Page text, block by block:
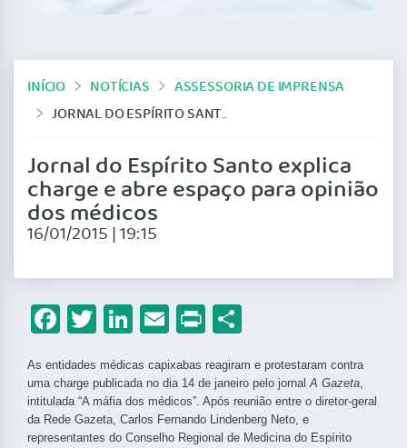
INÍCIO NOTÍCIAS
ASSESSORIA DE IMPRENSA
JORNAL DO ESPÍRITO SANTO EXPLICA CHARGE E ABRE ESPAÇO PARA OPINIÃO DOS MÉDICOS
Jornal do Espírito Santo explica
charge e abre espaço para opinião
dos médicos
16/01/2015 | 19:15
Facebook
Twitter
LinkedIn
Email
Print
As entidades médicas capixabas reagiram e protestaram contra
uma charge publicada no dia 14 de janeiro pelo jornalA Gazeta,
intitulada “A máfia dos médicos”. Após reunião entre o diretor-geral
da Rede Gazeta, Carlos Fernando Lindenberg Neto, e
representantes do Conselho Regional de Medicina do Espírito